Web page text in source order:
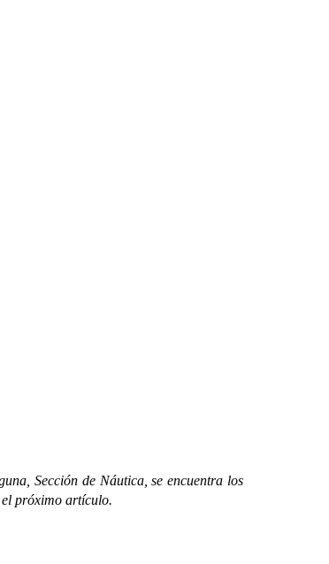
Sección de Náutica, se encuentra los
el próximo artículo.